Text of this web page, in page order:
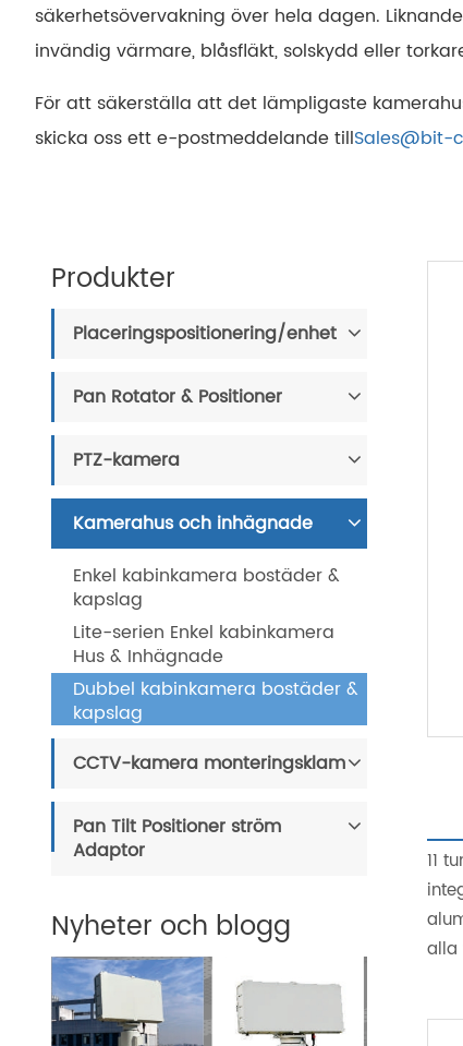
säkerhetsövervakning över hela dagen.
invändig värmare, blåsfläkt, solskydd eller
För att säkerställa att det lämpligaste
skicka oss ett e-postmeddelande tillSales@bit-
Produkter
Placeringspositionering/enhet
Pan Rotator & Positioner
PTZ-kamera
Kamerahus och inhägnade
Enkel kabinkamera bostäder &
kapslag
Lite-serien Enkel kabinkamera
Hus & Inhägnade
Dubbel kabinkamera bostäder &
kapslag
CCTV-kamera monteringsklam
Pan Tilt Positioner ström
Adaptor
Nyheter och blogg
11
alla